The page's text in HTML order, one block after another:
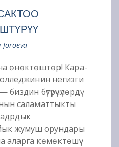
Joroeva
өнөктөштөр! Кара-
негизги
бүтүрүүчүлөрдү
саламаттыкты
жумуш орундары
көмөктөшүү